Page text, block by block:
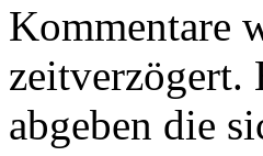
Kommentare
zeitverzögert.
abgeben die